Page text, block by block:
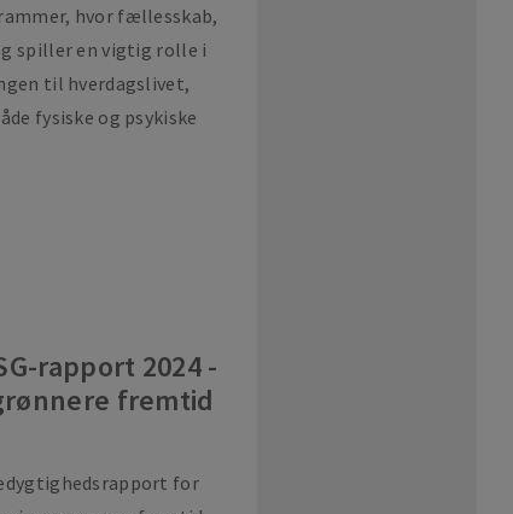
hvor fællesskab,
spiller en vigtig rolle i
til hverdagslivet,
fysiske og psykiske
rapport 2024 -
fremtid
for